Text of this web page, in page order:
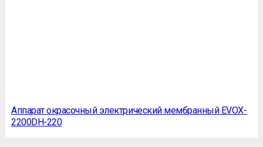
Аппарат окрасочный электрический мембранный EVOX-
2200DH-220